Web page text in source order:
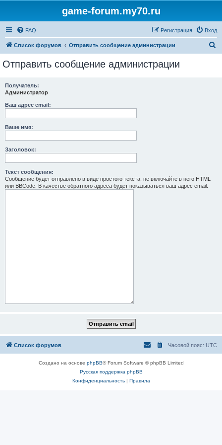
game-forum.my70.ru
FAQ Вход
Регистрация
Список форумов Отправить сообщение администрации
Отправить сообщение администрации
Получатель:
Администратор
Ваш адрес email:
Ваше имя:
Заголовок:
Текст сообщения:
Сообщение будет отправлено в виде простого текста, не включайте в него HTML
или BBCode. В качестве обратного адреса будет показываться ваш адрес email.
Список форумов Часовой пояс: UTC
Создано на основе phpBB® Forum Software © phpBB Limited
Русская поддержка phpBB
Конфиденциальность| Правила